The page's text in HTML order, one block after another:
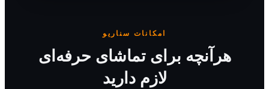
امکانات سناریو
برای تماشای حرفه‌ای
لازم دارید